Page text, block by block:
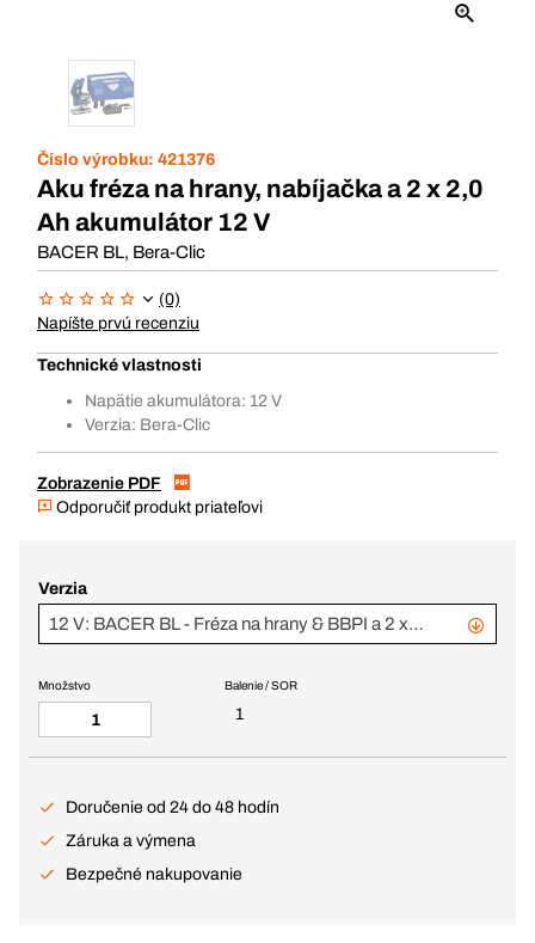
Číslo výrobku: 421376
Aku fréza na hrany, nabíjačka a 2 x 2,0
Ah akumulátor 12 V
BACER BL, Bera-Clic
(0)
Napíšte prvú recenziu
Technické vlastnosti
Napätie akumulátora: 12 V
Verzia: Bera-Clic
Zobrazenie PDF
Odporučiť produkt priateľovi
Verzia
12 V: BACER BL - Fréza na hrany & BBPI a 2 x 2,0 Ah aku, v BC+
Balenie / SOR
1
Množstvo
Doručenie od 24 do 48 hodín
Záruka a výmena
Bezpečné nakupovanie